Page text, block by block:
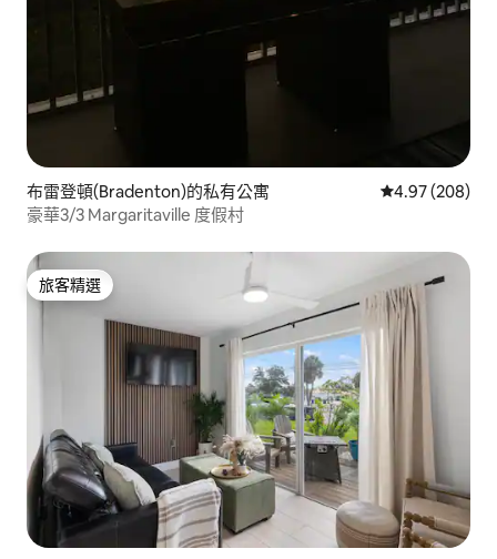
布雷登頓(Bradenton)的私有公寓 從 208 則評價
4.97 (208)
豪華3/3 Margaritaville 度假村
旅客精選
旅客精選